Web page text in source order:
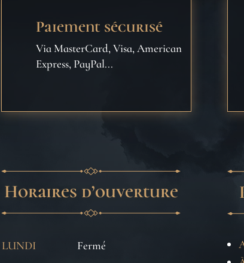
Paiement sécurisé
Via MasterCard, Visa, American
Express, PayPal...
Horaires d’ouverture
LUNDI
Fermé